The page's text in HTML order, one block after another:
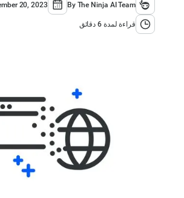
By The Ninja AI Team
20, 2023
قراءة لمدة 6 دقائق